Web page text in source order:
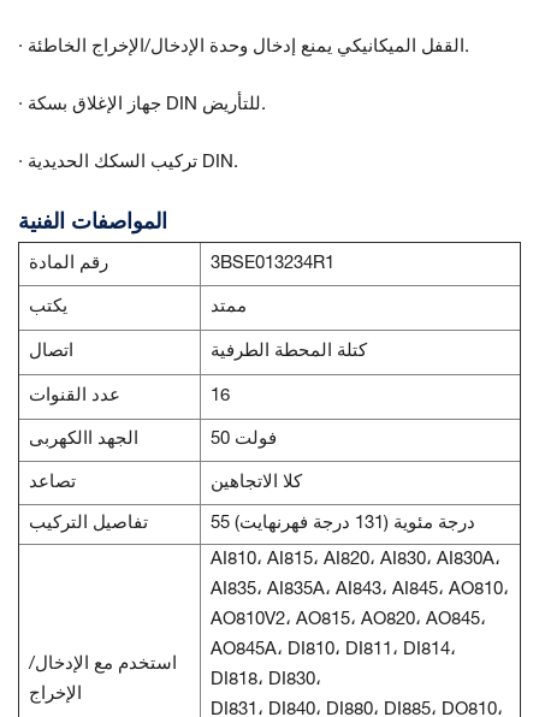
· القفل الميكانيكي يمنع إدخال وحدة الإدخال/الإخراج الخاطئة.
· جهاز الإغلاق بسكة DIN للتأريض.
· تركيب السكك الحديدية DIN.
المواصفات الفنية
رقم المادة 3BSE013234R1
يكتب ممتد
اتصال كتلة المحطة الطرفية
عدد القنوات 16
الجهد االكهربى 50 فولت
تصاعد كلا الاتجاهين
تفاصيل التركيب 55 درجة مئوية (131 درجة فهرنهايت)
استخدم مع الإدخال/
الإخراج
AI810، AI815، AI820، AI830، AI830A،
AI835، AI835A، AI843، AI845، AO810،
AO810V2، AO815، AO820، AO845،
AO845A، DI810، DI811، DI814،
DI818، DI830،
DI831، DI840، DI880، DI885، DO810،